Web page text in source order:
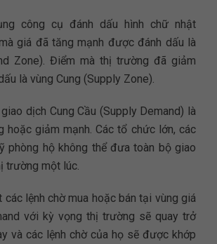
công cụ đánh dấu hình chữ nhật
giá đã tăng mạnh được đánh dấu là
Zone). Điểm mà thị trường đã giảm
là vùng Cung (Supply Zone).
dịch Cung Cầu (Supply Demand) là
hoặc giảm mạnh. Các tổ chức lớn, các
phòng hộ không thể đưa toàn bộ giao
trường một lúc.
lệnh chờ mua hoặc bán tại vùng giá
với kỳ vọng thị trường sẽ quay trở
và các lệnh chờ của họ sẽ được khớp